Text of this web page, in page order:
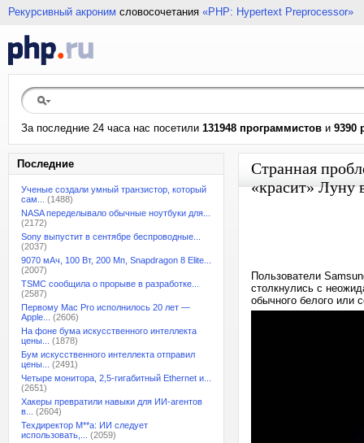
Рекурсивный акроним словосочетания «PHP: Hypertext Preprocessor»
За последние 24 часа нас посетили 131948 программистов и 9390
Последние
Ученые создали умный транзистор, который
сам...
(1488)
NASA переделывало обычные ноутбуки для...
(2172)
Sony выпустит в сентябре беспроводные...
(2037)
9070 мАч, 100 Вт, 200 Мп, Snapdragon 8 Elite...
(2007)
TSMC сообщила о прорыве в разработке...
(2587)
Первому Mac Pro исполнилось 20 лет —
Apple...
(2606)
На фоне бума искусственного интеллекта
цены...
(1878)
Бум искусственного интеллекта отправил
цены...
(2491)
Четыре монитора, 2,5-гигабитный Ethernet и...
(2651)
Хакеры превратили навыки для ИИ-агентов
в...
(2604)
Техдиректор M**a: ИИ следует
использовать,...
(2059)
Странная
«красит» Луну
Пользователи
столкнулись с
обычного белого или